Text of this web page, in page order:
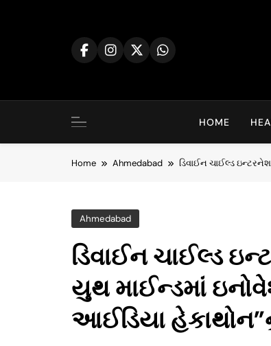
HOME
Home Ahmedabad ડિવાઈન ચાઈલ્ડ
Ahmedabad
ડિવાઈન ચાઈલ્ડ
યુથ માઈન્ડમાં
આઈડિયા